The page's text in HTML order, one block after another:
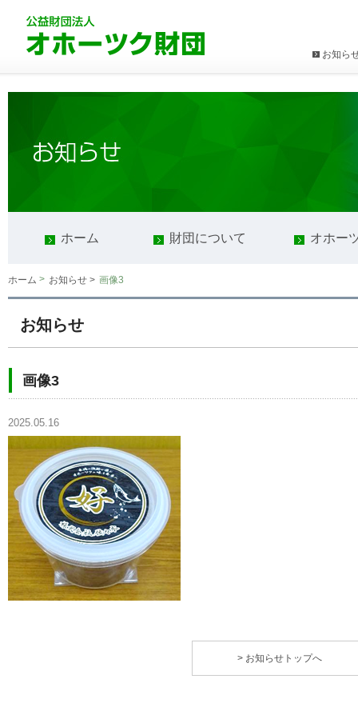
お知ら
ホーム 財団について オホー
ホーム > お知らせ > 画像3
お知らせ
画像3
2025.05.16
> お知らせトップへ